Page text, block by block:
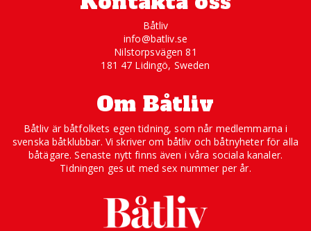
Båtliv
info@batliv.se
Nilstorpsvägen 81
181 47 Lidingö, Sweden
Om Båtliv
Båtliv är båtfolkets egen tidning, som når medlemmarna i
svenska båtklubbar. Vi skriver om båtliv och båtnyheter för alla
båtägare. Senaste nytt finns även i våra sociala kanaler.
Tidningen ges ut med sex nummer per år.